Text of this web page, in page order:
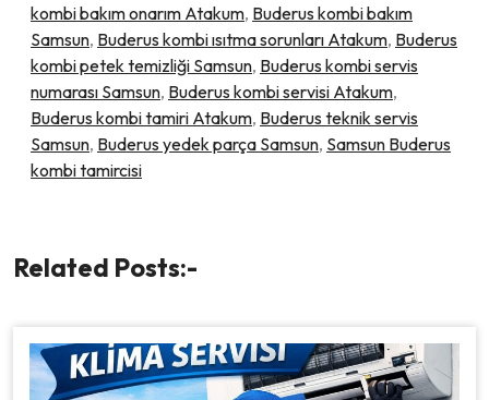
kombi bakım onarım Atakum, Buderus kombi bakım
Samsun, Buderus kombi ısıtma sorunları Atakum, Buderus
kombi petek temizliği Samsun, Buderus kombi servis
numarası Samsun, Buderus kombi servisi Atakum,
Buderus kombi tamiri Atakum, Buderus teknik servis
Samsun, Buderus yedek parça Samsun, Samsun Buderus
kombi tamircisi
Related Posts:-